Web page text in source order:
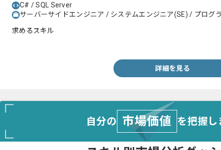
C# / SQL Server
サーバーサイドエンジニア / システムエンジニア(SE) / プログ
求めるスキル
詳細を見る
自分の 市場価値 を把握